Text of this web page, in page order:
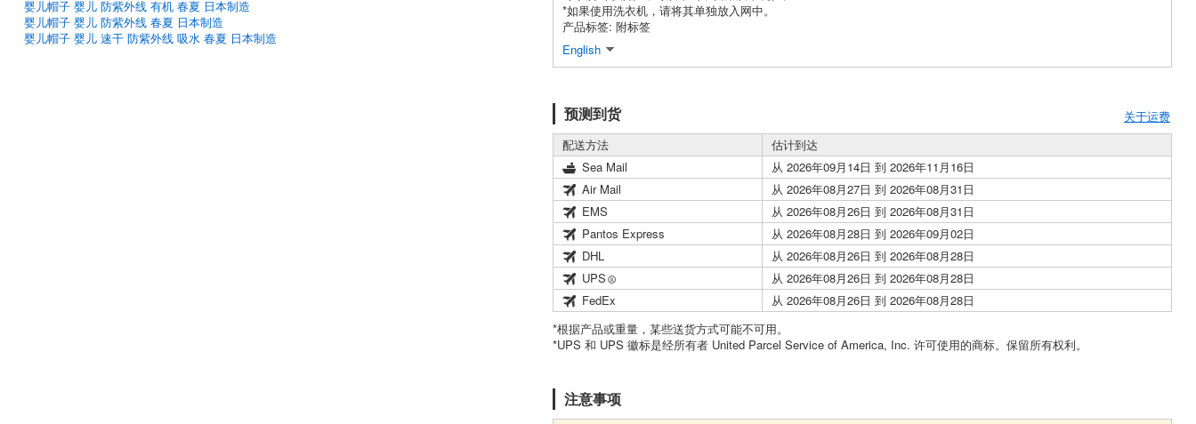
婴儿帽子 婴儿 防紫外线 有机 春夏 日本制造
婴儿帽子 婴儿 防紫外线 春夏 日本制造
婴儿帽子 婴儿 速干 防紫外线 吸水 春夏 日本制造
*如果使用洗衣机，请将其单独放入网中。
产品标签: 附标签
English
预测到货
关于运费
配送方法
估计到达
Sea Mail
从 2026年09月14日 到 2026年11月16日
Air Mail
从 2026年08月27日 到 2026年08月31日
EMS
从 2026年08月26日 到 2026年08月31日
Pantos Express
从 2026年08月28日 到 2026年09月02日
DHL
从 2026年08月26日 到 2026年08月28日
UPS
从 2026年08月26日 到 2026年08月28日
FedEx
从 2026年08月26日 到 2026年08月28日
*根据产品或重量，某些送货方式可能不可用。
*UPS 和 UPS 徽标是经所有者 United Parcel Service of America, Inc. 许可使用的商标。保留所有权利。
注意事项